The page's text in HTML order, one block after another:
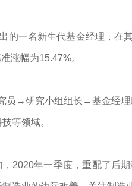
一名新生代基金经理，在
涨幅为15.47%。
员→研究小组组长→基金经
等领域。
2020年一季度，重配了后